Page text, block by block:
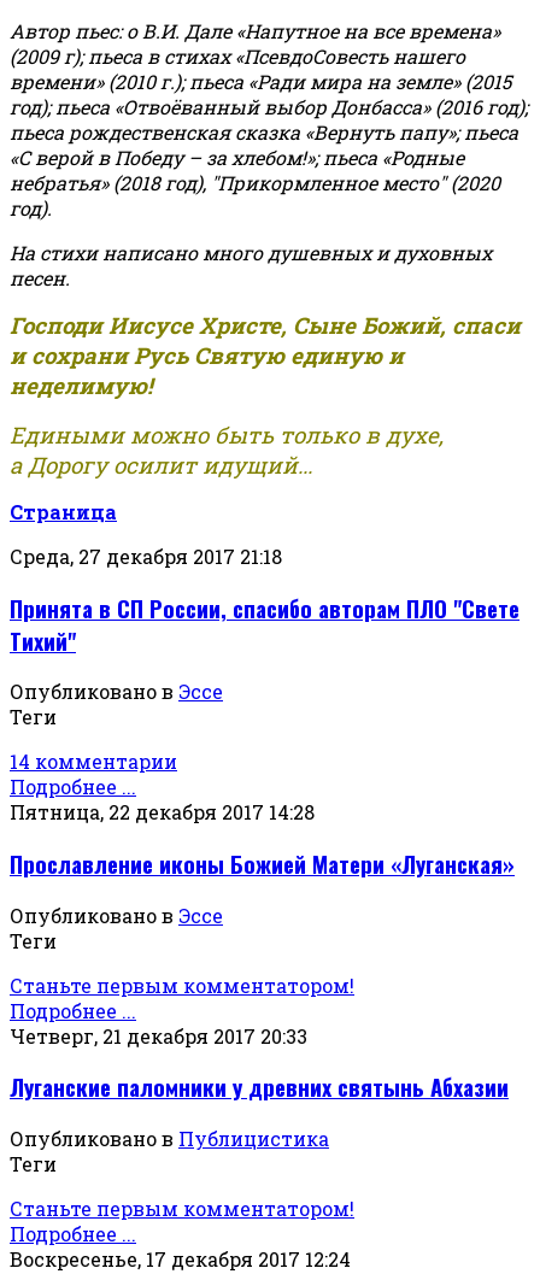
Автор пьес: о В.И. Дале «Напутное на все времена»
(2009 г); пьеса в стихах «ПсевдоСовесть нашего
времени» (2010 г.); пьеса «Ради мира на земле» (2015
год); пьеса «Отвоёванный выбор Донбасса» (2016 год);
пьеса рождественская сказка «Вернуть папу»; пьеса
«С верой в Победу – за хлебом!»;пьеса «Родные
небратья» (2018 год), "Прикормленное место" (2020
год).
На стихи написано много душевных и духовных
песен.
Господи Иисусе Христе, Сыне Божий, спаси
и сохрани Русь Святую единую и
неделимую!
Едиными можно быть только в духе,
а Дорогу осилит идущий...
Страница
Среда, 27 декабря 2017 21:18
Принята в СП России, спасибо авторам ПЛО "Свете
Тихий"
Опубликовано в Эссе
Теги
14 комментарии
Подробнее ...
Пятница, 22 декабря 2017 14:28
Прославление иконы Божией Матери «Луганская»
Опубликовано в Эссе
Теги
Станьте первым комментатором!
Подробнее ...
Четверг, 21 декабря 2017 20:33
Луганские паломники у древних святынь Абхазии
Опубликовано в Публицистика
Теги
Станьте первым комментатором!
Подробнее ...
Воскресенье, 17 декабря 2017 12:24